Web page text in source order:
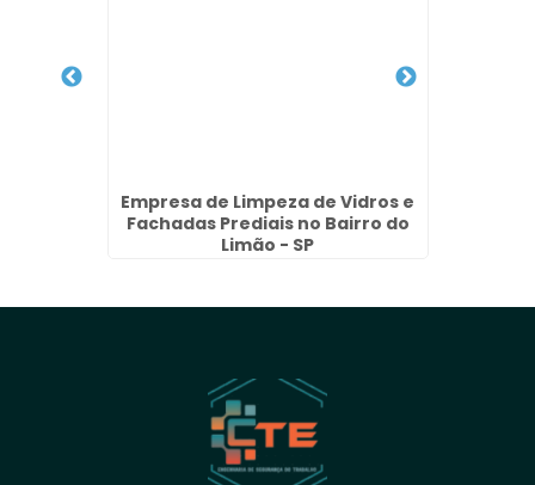
Empresa de Limpeza de Vidros e
Fachadas Prediais no Bairro do
Limão - SP